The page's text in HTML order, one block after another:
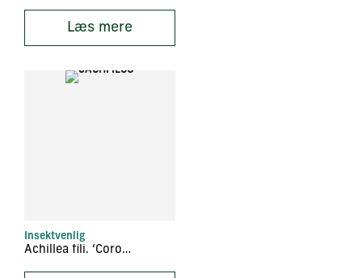
Læs mere
Insektvenlig
Achillea fili. ‘Coronation Gold’